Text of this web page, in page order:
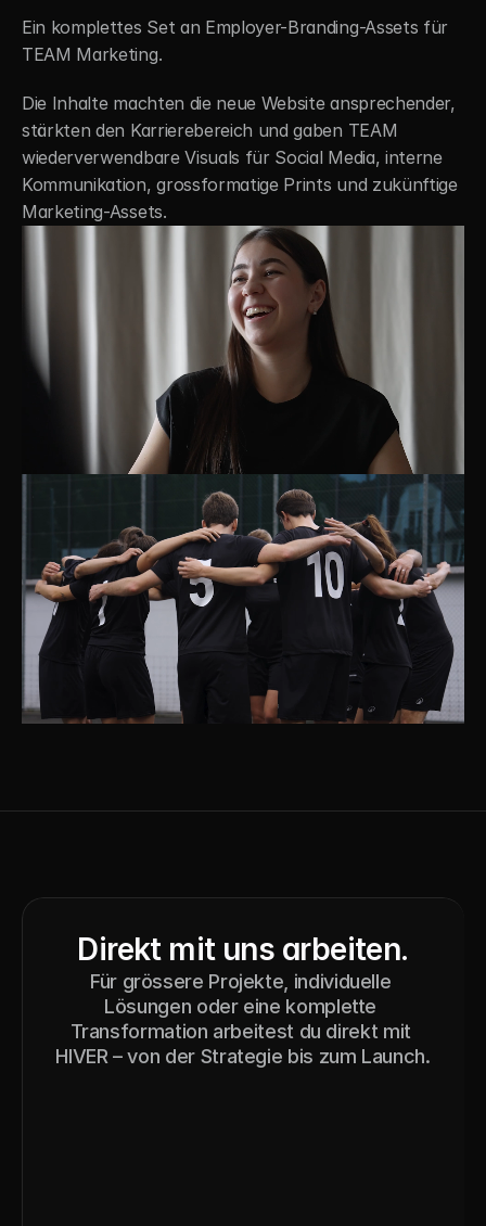
Ein komplettes Set an Employer-Branding-Assets für
TEAM Marketing.
Die Inhalte machten die neue Website ansprechender,
stärkten den Karrierebereich und gaben TEAM
wiederverwendbare Visuals für Social Media, interne
Kommunikation, grossformatige Prints und zukünftige
Marketing-Assets.
Direkt mit uns arbeiten.
Für grössere Projekte, individuelle
Lösungen oder eine komplette
Transformation arbeitest du direkt mit
HIVER – von der Strategie bis zum Launch.